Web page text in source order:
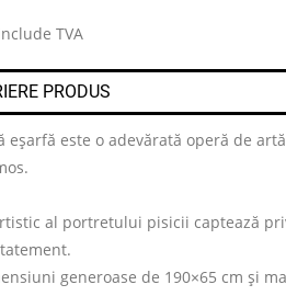
TVA
PRODUS
eșarfă este o adevărată operă de
al portretului pisicii captează
generoase de 190×65 cm și